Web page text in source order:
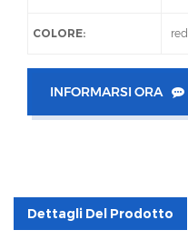
COLORE: red
INFORMARSI ORA
Dettagli Del Prodotto